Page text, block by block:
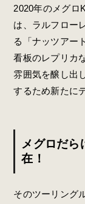
2020年のメグロ
は、ラルフロー
る「ナッツアー
看板のレプリカ
雰囲気を醸し出
するため新たに
メグロだら
在！
そのツーリング